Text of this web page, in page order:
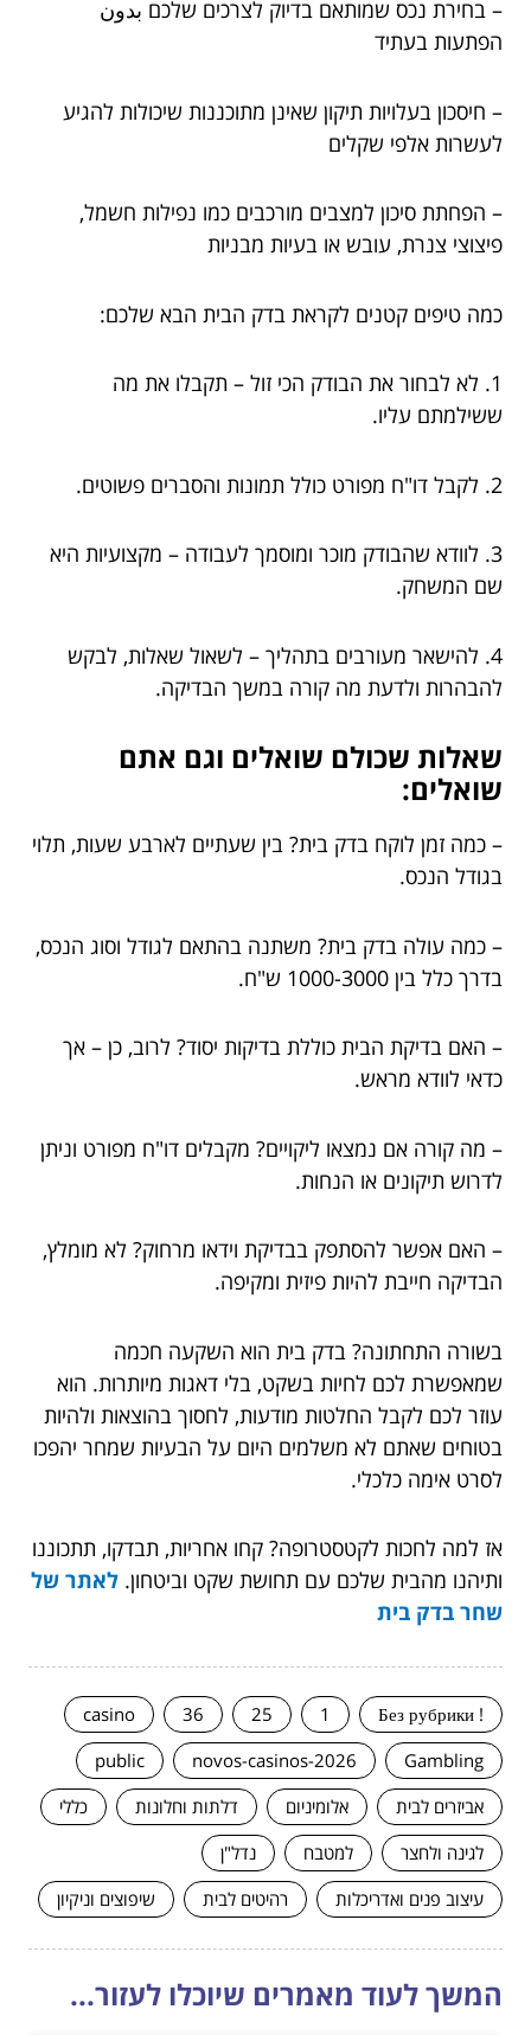
– בחירת נכס שמותאם בדיוק לצרכים שלכם بدون
הפתעות בעתיד
– חיסכון בעלויות תיקון שאינן מתוכננות שיכולות להגיע
לעשרות אלפי שקלים
– הפחתת סיכון למצבים מורכבים כמו נפילות חשמל,
פיצוצי צנרת, עובש או בעיות מבניות
כמה טיפים קטנים לקראת בדק הבית הבא שלכם:
1. לא לבחור את הבודק הכי זול – תקבלו את מה
ששילמתם עליו.
2. לקבל דו"ח מפורט כולל תמונות והסברים פשוטים.
3. לוודא שהבודק מוכר ומוסמך לעבודה – מקצועיות היא
שם המשחק.
4. להישאר מעורבים בתהליך – לשאול שאלות, לבקש
להבהרות ולדעת מה קורה במשך הבדיקה.
שאלות שכולם שואלים וגם אתם
שואלים:
– כמה זמן לוקח בדק בית? בין שעתיים לארבע שעות, תלוי
בגודל הנכס.
– כמה עולה בדק בית? משתנה בהתאם לגודל וסוג הנכס,
בדרך כלל בין 1000-3000 ש"ח.
– האם בדיקת הבית כוללת בדיקות יסוד? לרוב, כן – אך
כדאי לוודא מראש.
– מה קורה אם נמצאו ליקויים? מקבלים דו"ח מפורט וניתן
לדרוש תיקונים או הנחות.
– האם אפשר להסתפק בבדיקת וידאו מרחוק? לא מומלץ,
הבדיקה חייבת להיות פיזית ומקיפה.
בשורה התחתונה? בדק בית הוא השקעה חכמה
שמאפשרת לכם לחיות בשקט, בלי דאגות מיותרות. הוא
עוזר לכם לקבל החלטות מודעות, לחסוך בהוצאות ולהיות
בטוחים שאתם לא משלמים היום על הבעיות שמחר יהפכו
לסרט אימה כלכלי.
אז למה לחכות לקטסטרופה? קחו אחריות, תבדקו, תתכוננו
ותיהנו מהבית שלכם עם תחושת שקט וביטחון. לאתר של
שחר בדק בית
! Без рубрики
1
25
36
casino
Gambling
novos-casinos-2026
public
אביזרים לבית
אלומיניום דלתות וחלונות
כללי
לגינה ולחצר
למטבח
נדל"ן
עיצוב פנים ואדריכלות
רהיטים לבית שיפוצים וניקיון
המשך לעוד מאמרים שיוכלו לעזור...